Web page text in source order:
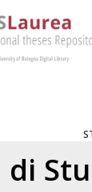
di